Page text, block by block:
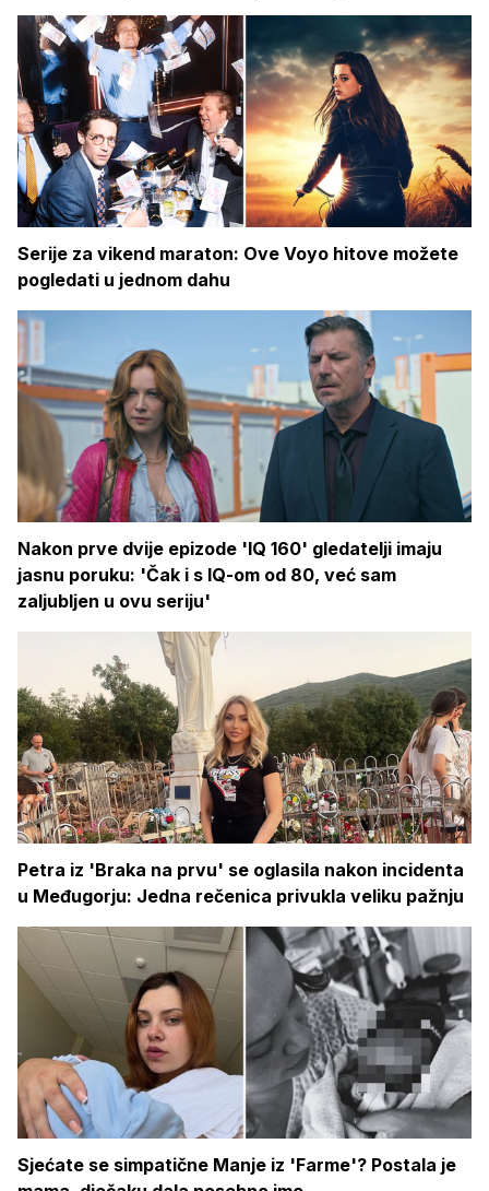
Serije za vikend maraton: Ove Voyo hitove možete
pogledati u jednom dahu
Nakon prve dvije epizode 'IQ 160' gledatelji imaju
jasnu poruku: 'Čak i s IQ-om od 80, već sam
zaljubljen u ovu seriju'
Petra iz 'Braka na prvu' se oglasila nakon incidenta
u Međugorju: Jedna rečenica privukla veliku pažnju
Sjećate se simpatične Manje iz 'Farme'? Postala je